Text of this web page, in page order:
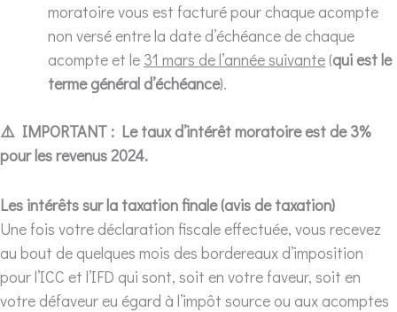
moratoire vous est facturé pour chaque acompte
non versé entre la date d’échéance de chaque
acompte et le 31 mars de l’année suivante(qui est le
terme général d’échéance).
⚠️ IMPORTANT : Le taux d’intérêt moratoire est de 3%
pour les revenus 2024.
Les intérêts sur la taxation finale (avis de taxation)
Une fois votre déclaration fiscale effectuée, vous recevez
au bout de quelques mois des bordereaux d’imposition
pour l’ICC et l’IFD qui sont, soit en votre faveur, soit en
votre défaveur eu égard à l’impôt source ou aux acomptes